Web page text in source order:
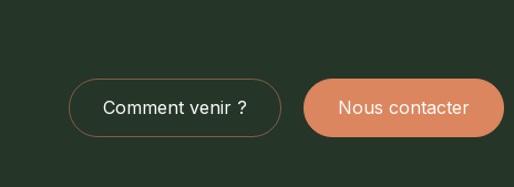
Comment venir ? Nous contacter